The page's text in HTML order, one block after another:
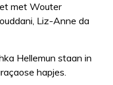
met Wouter
Liz-Anne da
Hellemun staan in
hapjes.